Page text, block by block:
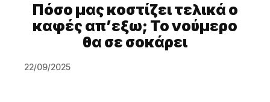
Πόσο μας κοστίζει τελικά ο
καφές απ’εξω; Το νούμερο
θα σε σοκάρει
22/09/2025